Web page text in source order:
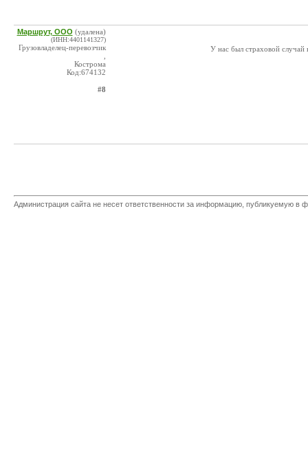
Маршрут, ООО (удалена)
(ИНН:4401141327)
Грузовладелец-перевозчик
Кострома
Код:674132
#8
У нас был страховой
Администрация сайта не несет ответственности за информацию, публикуемую